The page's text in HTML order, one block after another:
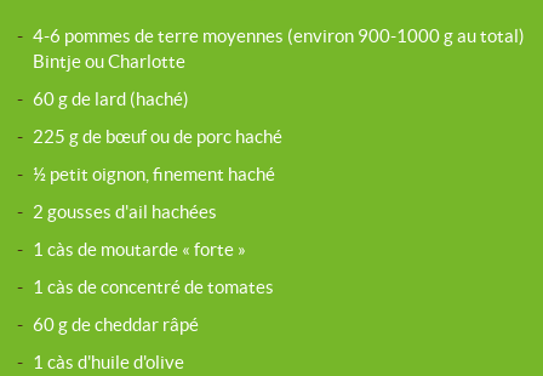
- 4-6 pommes de terre moyennes (environ 900-1000 g au total)
Bintje ou Charlotte
- 60 g de lard (haché)
- 225 g de bœuf ou de porc haché
- ½ petit oignon, finement haché
- 2 gousses d'ail hachées
- 1 càs de moutarde « forte »
- 1 càs de concentré de tomates
- 60 g de cheddar râpé
- 1 càs d'huile d'olive